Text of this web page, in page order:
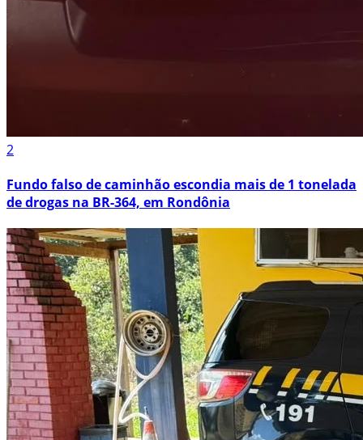
2
Fundo falso de caminhão escondia mais de 1 tonelada
de drogas na BR-364, em Rondônia